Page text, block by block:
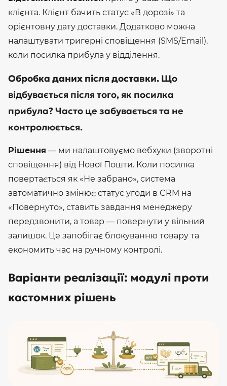
клієнта. Клієнт бачить статус «В дорозі» та
орієнтовну дату доставки. Додатково можна
налаштувати тригерні сповіщення (SMS/Email),
коли посилка прибула у відділення.
Обробка даних після доставки. Що
відбувається після того, як посилка
прибула? Часто це забувається та не
контролюється.
Рішення — ми налаштовуємо вебхуки (зворотні
сповіщення) від Нової Пошти. Коли посилка
повертається як «Не забрано», система
автоматично змінює статус угоди в CRM на
«Повернуто», ставить завдання менеджеру
передзвонити, а товар — повернути у вільний
залишок. Це запобігає блокуванню товару та
економить час на ручному контролі.
Варіанти реалізації: модулі проти
кастомних рішень